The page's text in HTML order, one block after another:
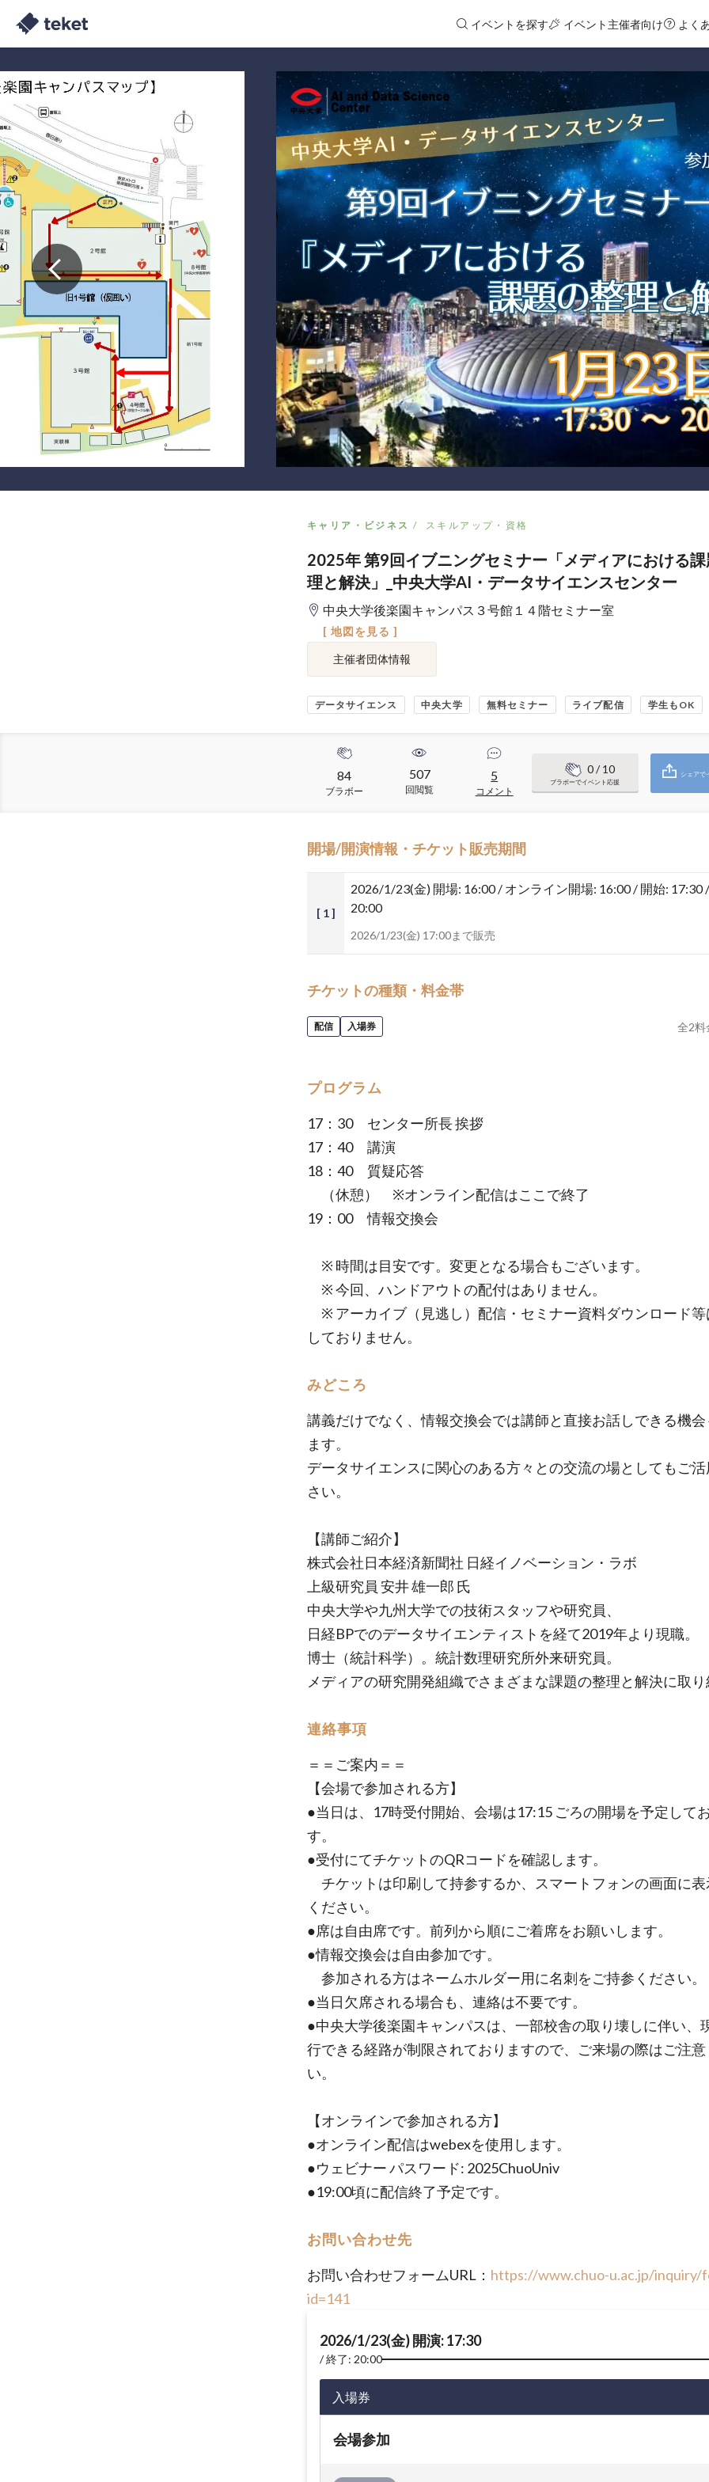
イベントを探す イベント主催者向け よく
キャリア・ビジネス スキルアップ・資格
2025年 第9回イブニングセミナー「メディアにおける
理と解決」_中央大学AI・データサイエンスセンター
中央大学後楽園キャンパス３号館１４階セミナー室
[ 地図を見る ]
主催者団体情報
データサイエンス 中央大学 無料セミナー ライブ配信 学生もOK
84
ブラボー
507
回閲覧
5
コメント
0/ 10
ブラボーでイベント応援
シェアで
開場/開演情報・チケット販売期間
[ 1 ]
2026/1/23(金) 開場: 16:00 / オンライン開場: 16:00 / 開始: 17:30
20:00
2026/1/23(金) 17:00まで販売
チケットの種類・料金帯
配信 入場券 全2料
プログラム
17：30 センター所長 挨拶
17：40 講演
18：40 質疑応答
（休憩） ※オンライン配信はここで終了
19：00 情報交換会
※ 時間は目安です。変更となる場合もございます。
※ 今回、ハンドアウトの配付はありません。
※ アーカイブ（見逃し）配信・セミナー資料ダウンロード等
しておりません。
みどころ
講義だけでなく、情報交換会では講師と直接お話しできる機
ます。
データサイエンスに関心のある方々との交流の場としてもご
さい。
【講師ご紹介】
株式会社日本経済新聞社 日経イノベーション・ラボ
上級研究員 安井 雄一郎 氏
中央大学や九州大学での技術スタッフや研究員、
日経BPでのデータサイエンティストを経て2019年より現職。
博士（統計科学）。統計数理研究所外来研究員。
メディアの研究開発組織でさまざまな課題の整理と解決に取
連絡事項
＝＝ご案内＝＝
【会場で参加される方】
●当日は、17時受付開始、会場は17:15 ごろの開場を予定して
す。
●受付にてチケットのQRコードを確認します。
チケットは印刷して持参するか、スマートフォンの画面に
ください。
●席は自由席です。前列から順にご着席をお願いします。
●情報交換会は自由参加です。
参加される方はネームホルダー用に名刺をご持参ください。
●当日欠席される場合も、連絡は不要です。
●中央大学後楽園キャンパスは、一部校舎の取り壊しに伴い、
行できる経路が制限されておりますので、ご来場の際はご注
い。
【オンラインで参加される方】
●オンライン配信はwebexを使用します。
●ウェビナー パスワード: 2025ChuoUniv
●19:00頃に配信終了予定です。
お問い合わせ先
お問い合わせフォームURL： https://www.chuo-u.ac.jp/inquiry/
id=141
2026/1/23(金) 開演: 17:30
終了: 20:00
入場券
会場参加